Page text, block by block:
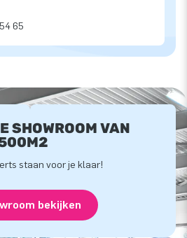
65
SHOWROOM VAN
staan voor je klaar!
bekijken